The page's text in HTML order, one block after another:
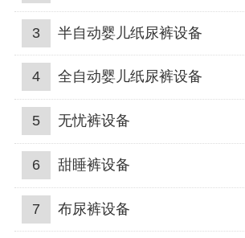
3 半自动婴儿纸尿裤设备
4 全自动婴儿纸尿裤设备
5 无忧裤设备
6 甜睡裤设备
7 布尿裤设备